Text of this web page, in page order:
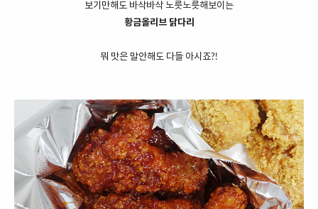
보기만해도 바삭바삭 노릇노릇해보이는
황금올리브 닭다리
뭐 맛은 말안해도 다들 아시죠?!